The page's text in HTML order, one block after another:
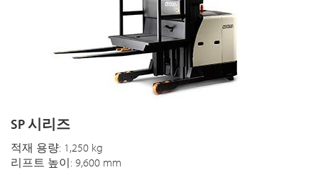
SP 시리즈
적재 용량: 1,250 kg
리프트 높이: 9,600 mm